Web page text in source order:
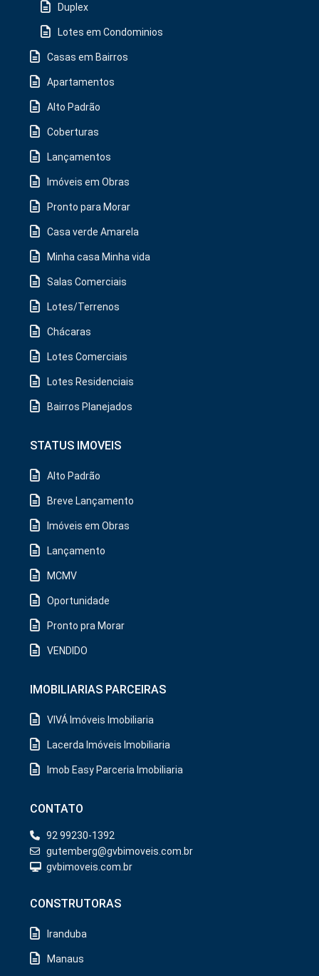
Duplex
Lotes em Condominios
Casas em Bairros
Apartamentos
Alto Padrão
Coberturas
Lançamentos
Imóveis em Obras
Pronto para Morar
Casa verde Amarela
Minha casa Minha vida
Salas Comerciais
Lotes/Terrenos
Chácaras
Lotes Comerciais
Lotes Residenciais
Bairros Planejados
STATUS IMOVEIS
Alto Padrão
Breve Lançamento
Imóveis em Obras
Lançamento
MCMV
Oportunidade
Pronto pra Morar
VENDIDO
IMOBILIARIAS PARCEIRAS
VIVÁ Imóveis Imobiliaria
Lacerda Imóveis Imobiliaria
Imob Easy Parceria Imobiliaria
CONTATO
92 99230-1392
gutemberg@gvbimoveis.com.br
gvbimoveis.com.br
CONSTRUTORAS
Iranduba
Manaus